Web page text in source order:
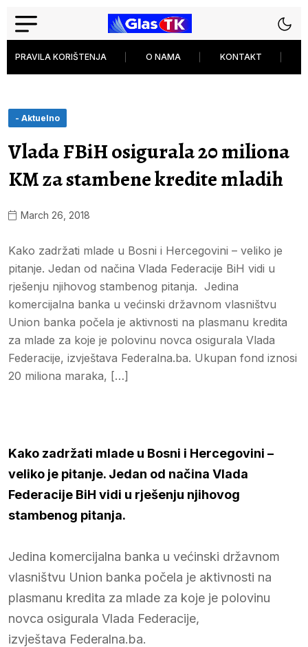
PRAVILA KORIŠTENJA O NAMA KONTAKT
- Aktuelno
Vlada FBiH osigurala 20 miliona
KM za stambene kredite mladih
March 26, 2018
Kako zadržati mlade u Bosni i Hercegovini – veliko je
pitanje. Jedan od načina Vlada Federacije BiH vidi u
rješenju njihovog stambenog pitanja. Jedina
komercijalna banka u većinski državnom vlasništvu
Union banka počela je aktivnosti na plasmanu kredita
za mlade za koje je polovinu novca osigurala Vlada
Federacije, izvještava Federalna.ba. Ukupan fond iznosi
20 miliona maraka, […]
Kako zadržati mlade u Bosni i Hercegovini –
veliko je pitanje. Jedan od načina Vlada
Federacije BiH vidi u rješenju njihovog
stambenog pitanja.
Jedina komercijalna banka u većinski državnom
vlasništvu Union banka počela je aktivnosti na
plasmanu kredita za mlade za koje je polovinu
novca osigurala Vlada Federacije,
izvještava Federalna.ba.